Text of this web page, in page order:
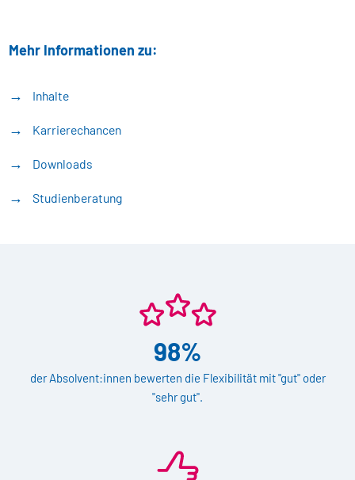
Mehr Informationen zu:
Inhalte
Karrierechancen
Downloads
Studienberatung
98%
der Absolvent:innen bewerten die Flexibilität mit "gut" oder
"sehr gut".